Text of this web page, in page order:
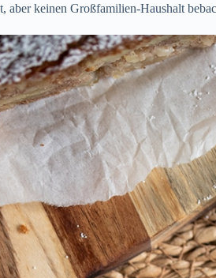
aber keinen Großfamilien-Haushalt